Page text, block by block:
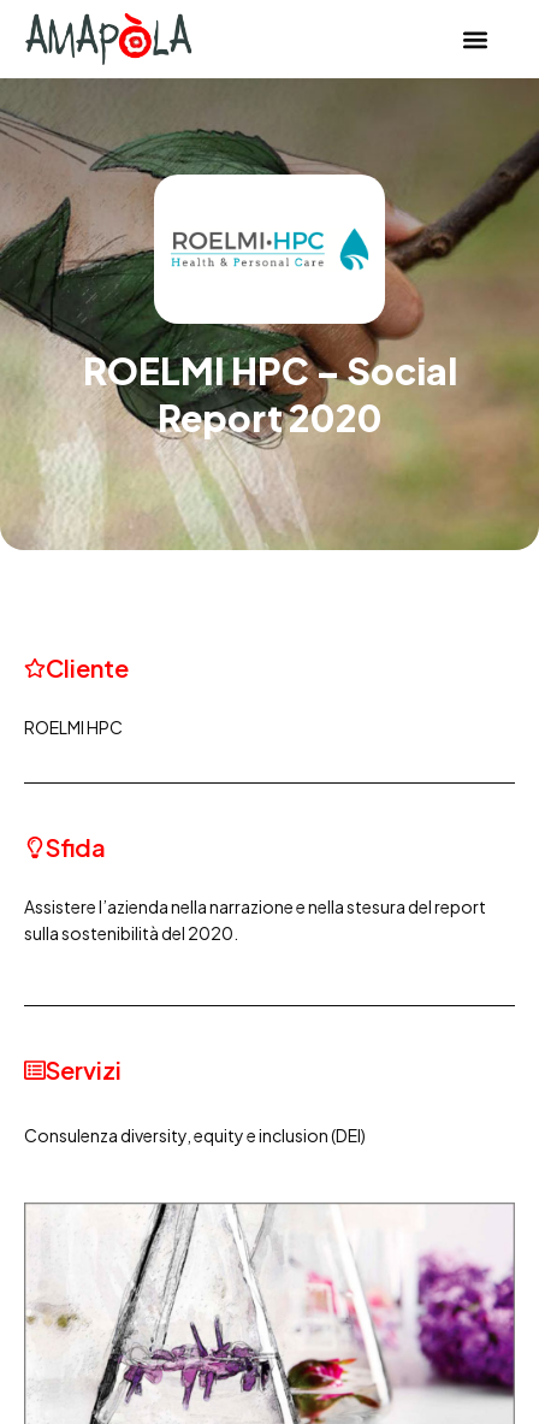
ROELMI HPC – Social
Report 2020
Cliente
ROELMI HPC
Sfida
Assistere l’azienda nella narrazione e nella stesura del report
sulla sostenibilità del 2020.
Servizi
Consulenza diversity, equity e inclusion (DEI)